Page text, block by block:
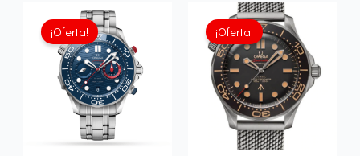
¡Oferta!
El
precio
original
era:
£301.00.
¡Oferta!
El
precio
original
era:
£1,118.00.